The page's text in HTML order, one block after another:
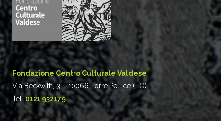
Fondazione Centro Culturale Valdese
Via Beckwith, 3 – 10066 Torre Pellice (TO)
Tel.0121 932179